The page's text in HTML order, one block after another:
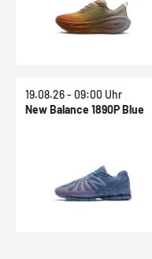
19.08.26 - 09:00 Uhr
New Balance 1890P Blue